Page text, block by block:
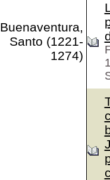
Buenaventura,
Santo (1221-
1274)